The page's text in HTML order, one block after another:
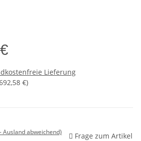
Lieferung
€)
Ausland abweichend) Frage zum Artikel